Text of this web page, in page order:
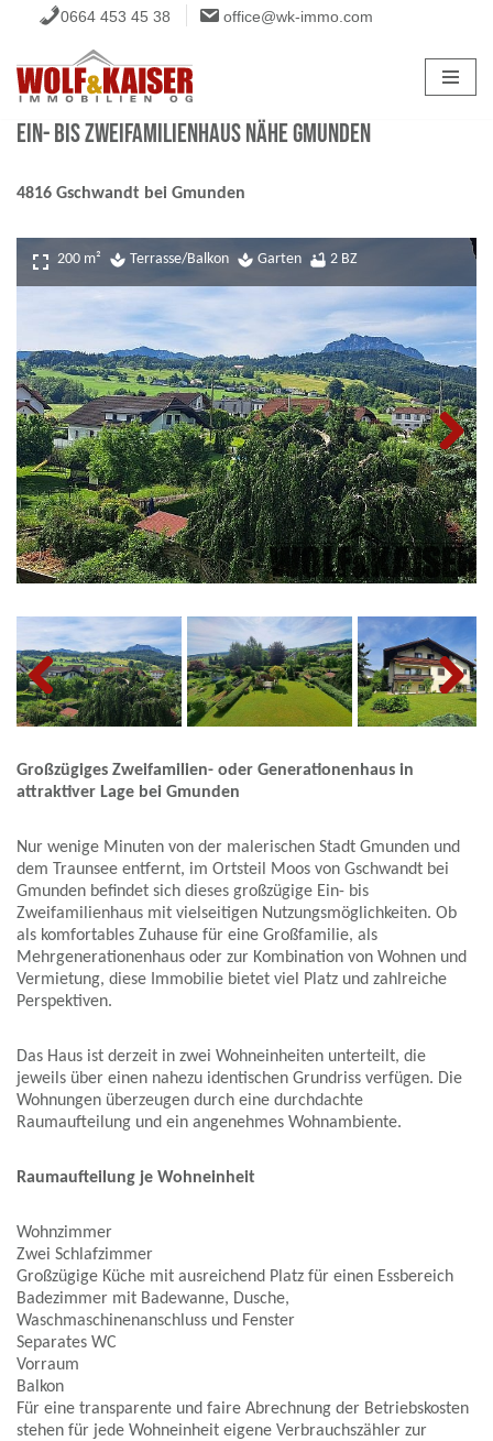
Inhalt
springen
0664 453 45 38 office@wk-immo.com
Ein- bis Zweifamilienhaus nähe Gmunden
4816 Gschwandt bei Gmunden
fullscreen 200 m² spa Terrasse/Balkon spa Garten bathtub 2 BZ
Next
Previous Next
Großzügiges Zweifamilien- oder Generationenhaus in
attraktiver Lage bei Gmunden
Nur wenige Minuten von der malerischen Stadt Gmunden und
dem Traunsee entfernt, im Ortsteil Moos von Gschwandt bei
Gmunden befindet sich dieses großzügige Ein- bis
Zweifamilienhaus mit vielseitigen Nutzungsmöglichkeiten. Ob
als komfortables Zuhause für eine Großfamilie, als
Mehrgenerationenhaus oder zur Kombination von Wohnen und
Vermietung, diese Immobilie bietet viel Platz und zahlreiche
Perspektiven.
Das Haus ist derzeit in zwei Wohneinheiten unterteilt, die
jeweils über einen nahezu identischen Grundriss verfügen. Die
Wohnungen überzeugen durch eine durchdachte
Raumaufteilung und ein angenehmes Wohnambiente.
Raumaufteilung je Wohneinheit
Wohnzimmer
Zwei Schlafzimmer
Großzügige Küche mit ausreichend Platz für einen Essbereich
Badezimmer mit Badewanne, Dusche,
Waschmaschinenanschluss und Fenster
Separates WC
Vorraum
Balkon
Für eine transparente und faire Abrechnung der Betriebskosten
stehen für jede Wohneinheit eigene Verbrauchszähler zur